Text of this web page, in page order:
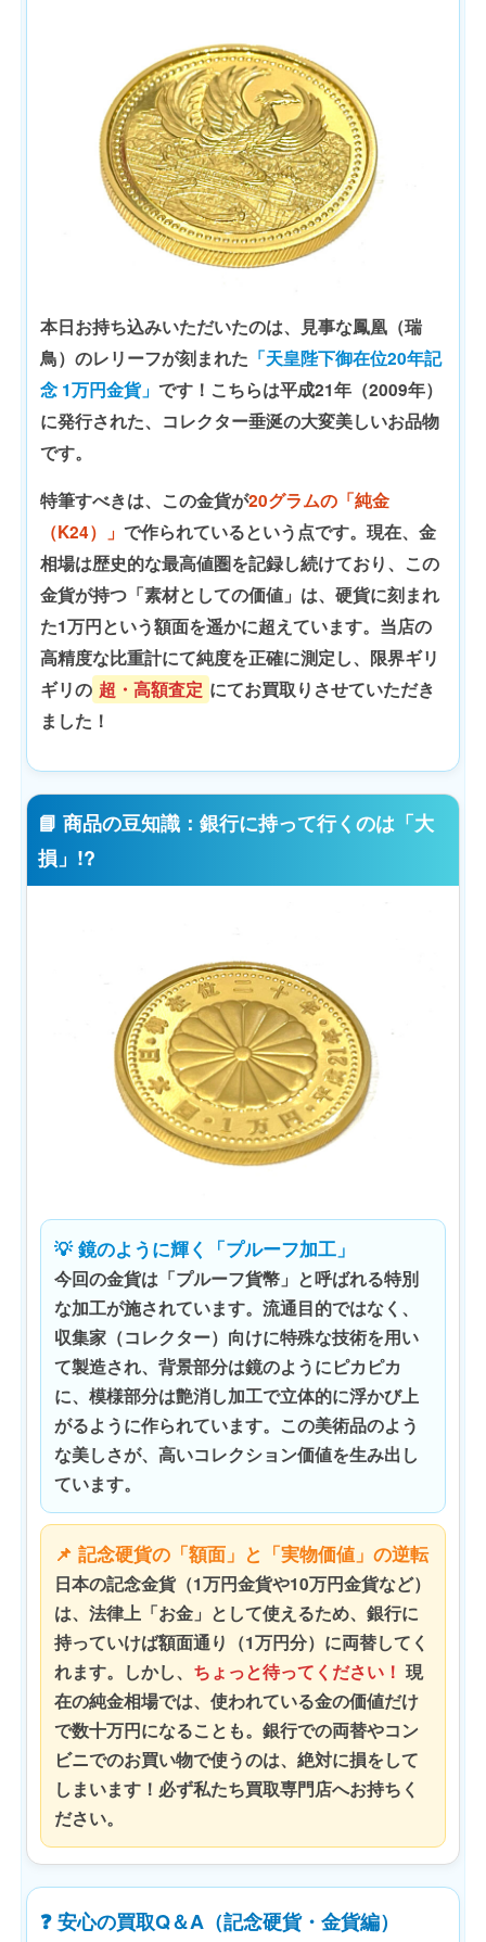
本日お持ち込みいただいたのは、見事な鳳凰（瑞
鳥）のレリーフが刻まれた 「天皇陛下御在位20年記
念 1万円金貨」 です！こちらは平成21年（2009年）
に発行された、コレクター垂涎の大変美しいお品物
です。
特筆すべきは、この金貨が20グラムの「純金
（K24）」 で作られているという点です。現在、金
相場は歴史的な最高値圏を記録し続けており、この
金貨が持つ「素材としての価値」は、硬貨に刻まれ
た1万円という額面を遥かに超えています。当店の
高精度な比重計にて純度を正確に測定し、限界ギリ
ギリの 超・高額査定 にてお買取りさせていただき
ました！
📘 商品の豆知識：銀行に持って行くのは「大
損」!?
💡 鏡のように輝く「プルーフ加工」
今回の金貨は「プルーフ貨幣」と呼ばれる特別
な加工が施されています。流通目的ではなく、
収集家（コレクター）向けに特殊な技術を用い
て製造され、背景部分は鏡のようにピカピカ
に、模様部分は艶消し加工で立体的に浮かび上
がるように作られています。この美術品のよう
な美しさが、高いコレクション価値を生み出し
ています。
📌 記念硬貨の「額面」と「実物価値」の逆転
日本の記念金貨（1万円金貨や10万円金貨など）
は、法律上「お金」として使えるため、銀行に
持っていけば額面通り（1万円分）に両替してく
れます。しかし、 ちょっと待ってください！ 現
在の純金相場では、使われている金の価値だけ
で数十万円になることも。銀行での両替やコン
ビニでのお買い物で使うのは、絶対に損をして
しまいます！必ず私たち買取専門店へお持ちく
ださい。
❓ 安心の買取Q＆A（記念硬貨・金貨編）